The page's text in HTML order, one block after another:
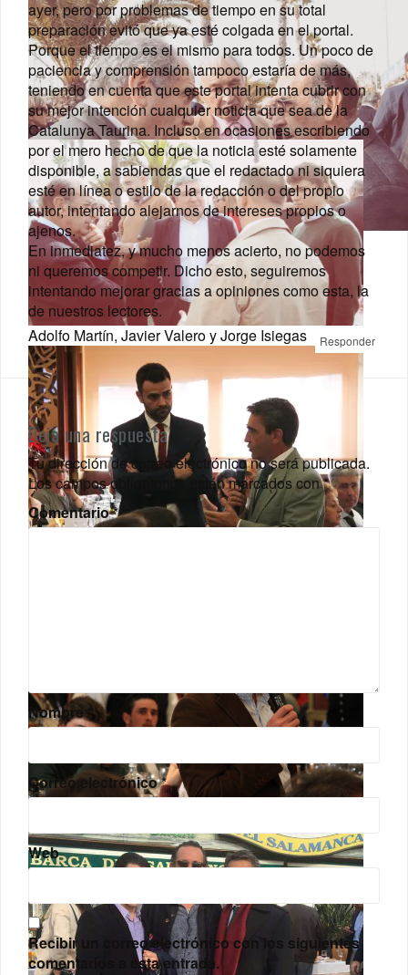
Luis Corrales y Adolfo Martín
Adolfo Martín, Javier Valero y Jorge Isiegas
ayer, pero por problemas de tiempo en su total
preparación evitó que ya esté colgada en el portal.
Porque el tiempo es el mismo para todos. Un poco de
paciencia y comprensión tampoco estaría de más,
teniendo en cuenta que este portal intenta cubrir con
su mejor intención cualquier noticia que sea de la
Catalunya Taurina. Incluso en ocasiones escribiendo
por el mero hecho de que la noticia esté solamente
disponible, a sabiendas que el redactado ni siquiera
esté en línea o estilo de la redacción o del propio
autor, intentando alejarnos de intereses propios o
ajenos.
En inmediatez, y mucho menos acierto, no podemos
ni queremos competir. Dicho esto, seguiremos
intentando mejorar gracias a opiniones como esta, la
de nuestros lectores.
Responder
Deja una respuesta
Tu dirección de correo electrónico no será publicada.
Los campos obligatorios están marcados con*
Comentario*
Nombre*
Correo electrónico*
Web
Recibir un correo electrónico con los siguientes
comentarios a esta entrada.